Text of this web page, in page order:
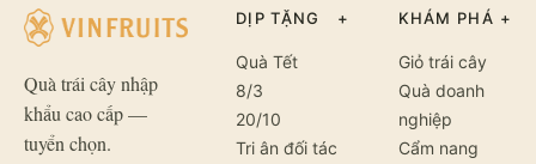
Quà trái cây nhập
khẩu cao cấp —
tuyển chọn.
DỊP TẶNG +
Quà Tết
8/3
20/10
Tri ân đối tác
KHÁM PHÁ +
Giỏ trái cây
Quà doanh
nghiệp
Cẩm nang